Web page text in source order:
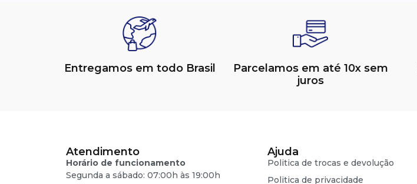
Entregamos em todo Brasil
Parcelamos em até 10x sem
juros
Atendimento
Horário de funcionamento
Segunda a sábado: 07:00h às 19:00h
Ajuda
Politica de trocas e devolução
Politica de privacidade